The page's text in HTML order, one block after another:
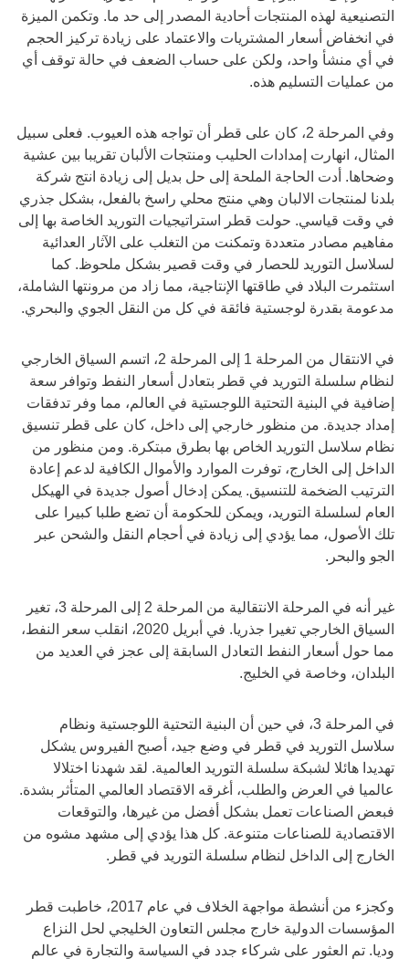
التصنيعية لهذه المنتجات أحادية المصدر إلى حد ما. وتكمن الميزة
في انخفاض أسعار المشتريات والاعتماد على زيادة تركيز الحجم
في أي منشأ واحد، ولكن على حساب الضعف في حالة توقف أي
من عمليات التسليم هذه.
وفي المرحلة 2، كان على قطر أن تواجه هذه العيوب. فعلى سبيل
المثال، انهارت إمدادات الحليب ومنتجات الألبان تقريبا بين عشية
وضحاها. أدت الحاجة الملحة إلى حل بديل إلى زيادة انتج شركة
بلدنا لمنتجات الالبان وهي منتج محلي راسخ بالفعل، بشكل جذري
في وقت قياسي. حولت قطر استراتيجيات التوريد الخاصة بها إلى
مفاهيم مصادر متعددة وتمكنت من التغلب على الآثار العدائية
لسلاسل التوريد للحصار في وقت قصير بشكل ملحوظ. كما
استثمرت البلاد في طاقتها الإنتاجية، مما زاد من مرونتها الشاملة،
مدعومة بقدرة لوجستية فائقة في كل من النقل الجوي والبحري.
في الانتقال من المرحلة 1 إلى المرحلة 2، اتسم السياق الخارجي
لنظام سلسلة التوريد في قطر بتعادل أسعار النفط وتوافر سعة
إضافية في البنية التحتية اللوجستية في العالم، مما وفر تدفقات
إمداد جديدة. من منظور خارجي إلى داخل، كان على قطر تنسيق
نظام سلاسل التوريد الخاص بها بطرق مبتكرة. ومن منظور من
الداخل إلى الخارج، توفرت الموارد والأموال الكافية لدعم إعادة
الترتيب الضخمة للتنسيق. يمكن إدخال أصول جديدة في الهيكل
العام لسلسلة التوريد، ويمكن للحكومة أن تضع طلبا كبيرا على
تلك الأصول، مما يؤدي إلى زيادة في أحجام النقل والشحن عبر
الجو والبحر.
غير أنه في المرحلة الانتقالية من المرحلة 2 إلى المرحلة 3، تغير
السياق الخارجي تغيرا جذريا. في أبريل 2020، انقلب سعر النفط،
مما حول أسعار النفط التعادل السابقة إلى عجز في العديد من
البلدان، وخاصة في الخليج.
في المرحلة 3، في حين أن البنية التحتية اللوجستية ونظام
سلاسل التوريد في قطر في وضع جيد، أصبح الفيروس يشكل
تهديدا هائلا لشبكة سلسلة التوريد العالمية. لقد شهدنا اختلالا
عالميا في العرض والطلب، أغرقه الاقتصاد العالمي المتأثر بشدة.
فبعض الصناعات تعمل بشكل أفضل من غيرها، والتوقعات
الاقتصادية للصناعات متنوعة. كل هذا يؤدي إلى مشهد مشوه من
الخارج إلى الداخل لنظام سلسلة التوريد في قطر.
وكجزء من أنشطة مواجهة الخلاف في عام 2017، خاطبت قطر
المؤسسات الدولية خارج مجلس التعاون الخليجي لحل النزاع
وديا. تم العثور على شركاء جدد في السياسة والتجارة في عالم